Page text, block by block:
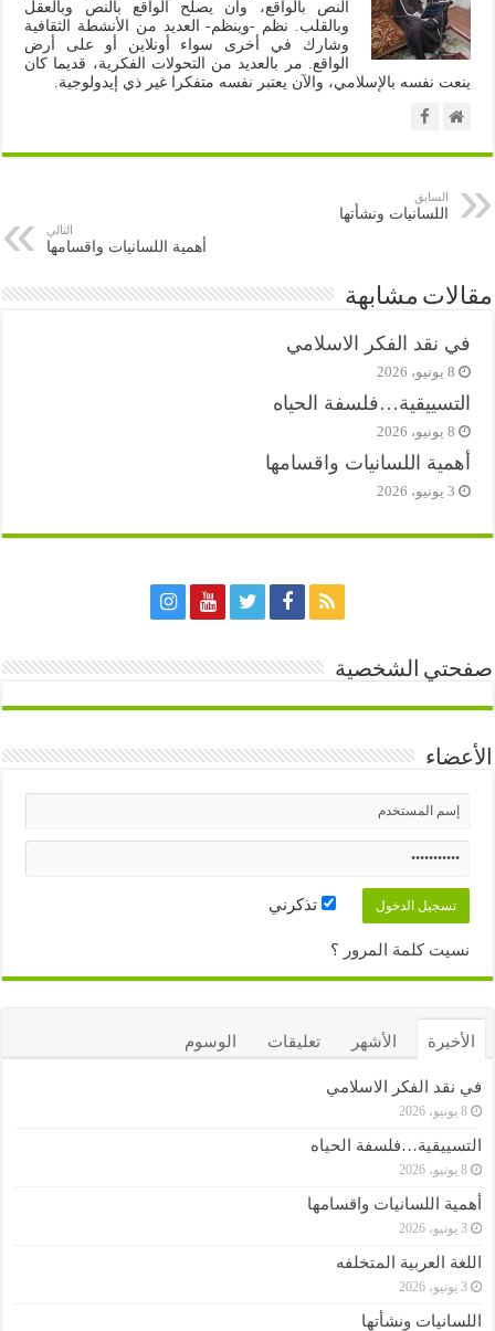
النص بالواقع، وأن يصلح الواقع بالنص وبالعقل
وبالقلب. نظم -وينظم- العديد من الأنشطة الثقافية
وشارك في أخرى سواء أونلاين أو على أرض
الواقع. مر بالعديد من التحولات الفكرية، قديما كان
ينعت نفسه بالإسلامي، والآن يعتبر نفسه متفكرا غير ذي إيدولوجية.
السابق
اللسانيات ونشأتها
التالي
أهمية اللسانيات واقسامها
مقالات مشابهة
في نقد الفكر الاسلامي
8 يونيو، 2026
التسييقية…فلسفة الحياه
8 يونيو، 2026
أهمية اللسانيات واقسامها
3 يونيو، 2026
صفحتي الشخصية
الأعضاء
تذكرني
نسيت كلمة المرور ؟
الأخيرة الأشهر تعليقات الوسوم
في نقد الفكر الاسلامي
8 يونيو، 2026
التسييقية…فلسفة الحياه
8 يونيو، 2026
أهمية اللسانيات واقسامها
3 يونيو، 2026
اللغة العربية المتخلفه
3 يونيو، 2026
اللسانيات ونشأتها